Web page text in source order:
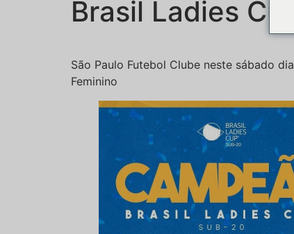
Brasil Ladies
São Paulo Futebol Clube neste sábado
Feminino